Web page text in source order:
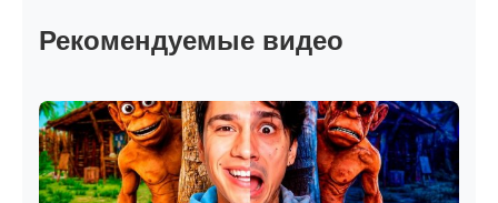
Рекомендуемые видео